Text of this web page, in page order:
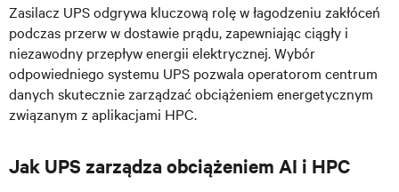
Zasilacz UPS odgrywa kluczową rolę w łagodzeniu zakłóceń
podczas przerw w dostawie prądu, zapewniając ciągły i
niezawodny przepływ energii elektrycznej. Wybór
odpowiedniego systemu UPS pozwala operatorom centrum
danych skutecznie zarządzać obciążeniem energetycznym
związanym z aplikacjami HPC.
Jak UPS zarządza obciążeniem AI i HPC